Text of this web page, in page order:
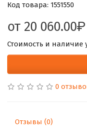
Код товара: 1551550
от 20 060.00
Стоимость и наличие
0
Отзывы (0)